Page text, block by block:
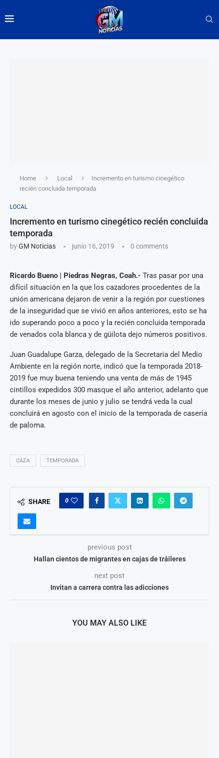
Home Local
Incremento en turismo cinegético
recién concluida temporada
LOCAL
Incremento en turismo cinegético recién concluida
temporada
byGM Noticias junio 16, 2019 0 comments
Ricardo Bueno | Piedras Negras, Coah.- Tras pasar por una
difícil situación en la que los cazadores procedentes de la
unión americana dejaron de venir a la región por cuestiones
de la inseguridad que se vivió en años anteriores, esto se ha
ido superando poco a poco y la recién concluida temporada
de venados cola blanca y de güilota dejo números positivos.
Juan Guadalupe Garza, delegado de la Secretaria del Medio
Ambiente en la región norte, indicó que la temporada 2018-
2019 fue muy buena teniendo una venta de más de 1945
cintillos expedidos 300 masque el año anterior, adelanto que
durante los meses de junio y julio se tendrá veda la cual
concluirá en agosto con el inicio de la temporada de casería
de paloma.
CAZA TEMPORADA
SHARE 0
previous post
Hallan cientos de migrantes en cajas de tráileres
next post
Invitan a carrera contra las adicciones
YOU MAY ALSO LIKE